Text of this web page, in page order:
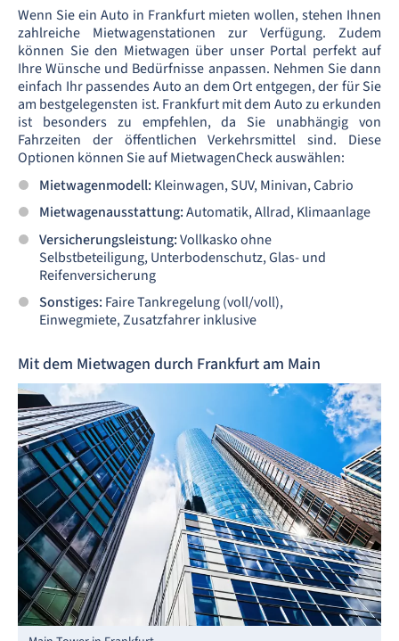
Wenn Sie ein Auto in Frankfurt mieten wollen, stehen Ihnen
zahlreiche Mietwagenstationen zur Verfügung. Zudem
können Sie den Mietwagen über unser Portal perfekt auf
Ihre Wünsche und Bedürfnisse anpassen. Nehmen Sie dann
einfach Ihr passendes Auto an dem Ort entgegen, der für Sie
am bestgelegensten ist. Frankfurt mit dem Auto zu erkunden
ist besonders zu empfehlen, da Sie unabhängig von
Fahrzeiten der öffentlichen Verkehrsmittel sind. Diese
Optionen können Sie auf MietwagenCheck auswählen:
Mietwagenmodell: Kleinwagen, SUV, Minivan, Cabrio
Mietwagenausstattung:Automatik, Allrad, Klimaanlage
Versicherungsleistung:Vollkasko ohne
Selbstbeteiligung, Unterbodenschutz, Glas- und
Reifenversicherung
Sonstiges: Faire Tankregelung (voll/voll),
Einwegmiete, Zusatzfahrer inklusive
Mit dem Mietwagen durch Frankfurt am Main